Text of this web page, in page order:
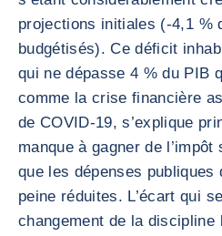
projections initiales (-4,1 %
budgétisés). Ce déficit
qui ne dépasse 4 % du PIB
comme la crise financière
de COVID-19, s’explique
manque à gagner de
que les dépenses publiques
peine réduites. L’écart qui
changement de la discipline